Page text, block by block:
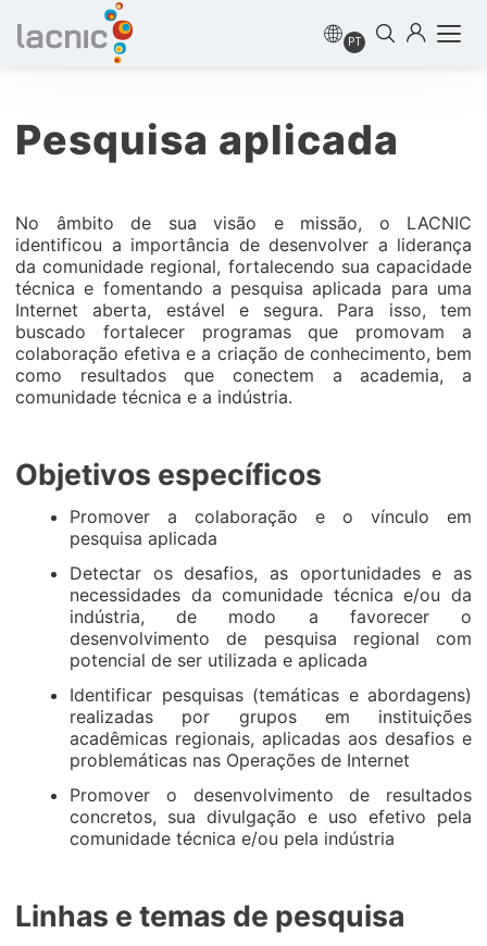
PT
Pesquisa aplicada
No âmbito de sua visão e missão, o LACNIC
identificou a importância de desenvolver a liderança
da comunidade regional, fortalecendo sua capacidade
técnica e fomentando a pesquisa aplicada para uma
Internet aberta, estável e segura. Para isso, tem
buscado fortalecer programas que promovam a
colaboração efetiva e a criação de conhecimento, bem
como resultados que conectem a academia, a
comunidade técnica e a indústria.
Objetivos específicos
Promover a colaboração e o vínculo em
pesquisa aplicada
Detectar os desafios, as oportunidades e as
necessidades da comunidade técnica e/ou da
indústria, de modo a favorecer o
desenvolvimento de pesquisa regional com
potencial de ser utilizada e aplicada
Identificar pesquisas (temáticas e abordagens)
realizadas por grupos em instituições
acadêmicas regionais, aplicadas aos desafios e
problemáticas nas Operações de Internet
Promover o desenvolvimento de resultados
concretos, sua divulgação e uso efetivo pela
comunidade técnica e/ou pela indústria
Linhas e temas de pesquisa